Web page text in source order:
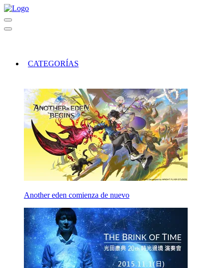
CATEGORÍAS
Another eden comienza de nuevo